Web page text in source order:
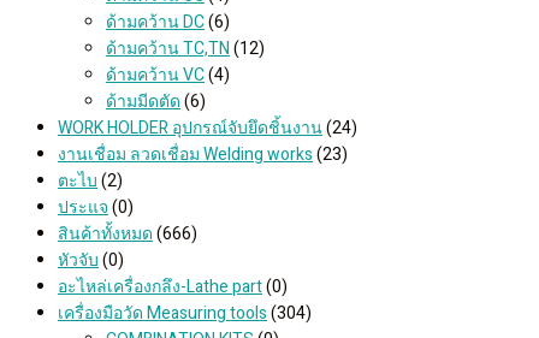
ด้ามคว้าน DC(6)
ด้ามคว้าน TC,TN(12)
ด้ามคว้าน VC(4)
ด้ามมีดตัด(6)
WORK HOLDER อุปกรณ์จับยึดชิ้นงาน(24)
งานเชื่อม ลวดเชื่อม Welding works(23)
ตะไบ(2)
ประแจ(0)
สินค้าทั้งหมด(666)
หัวจับ(0)
อะไหล่เครื่องกลึง-Lathe part(0)
เครื่องมือวัด Measuring tools(304)